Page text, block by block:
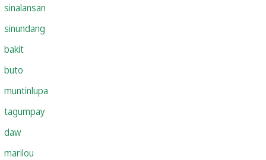
sinalansan
sinundang
bakit
buto
muntinlupa
tagumpay
daw
marilou